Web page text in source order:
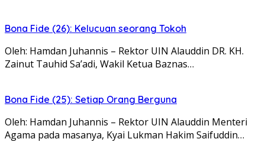
Bona Fide (26): Kelucuan seorang Tokoh
Oleh: Hamdan Juhannis – Rektor UIN Alauddin DR. KH.
Zainut Tauhid Sa’adi, Wakil Ketua Baznas…
Bona Fide (25): Setiap Orang Berguna
Oleh: Hamdan Juhannis – Rektor UIN Alauddin Menteri
Agama pada masanya, Kyai Lukman Hakim Saifuddin…